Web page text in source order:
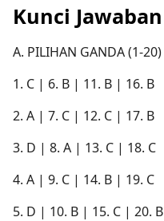
Kunci Jawaban
A. PILIHAN GANDA (1-20)
1. C | 6. B | 11. B | 16. B
2. A | 7. C | 12. C | 17. B
3. D | 8. A | 13. C | 18. C
4. A | 9. C | 14. B | 19. C
5. D | 10. B | 15. C | 20. B